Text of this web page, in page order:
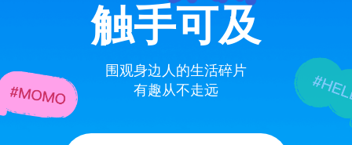
触手可及
围观身边人的生活碎片
有趣从不走远